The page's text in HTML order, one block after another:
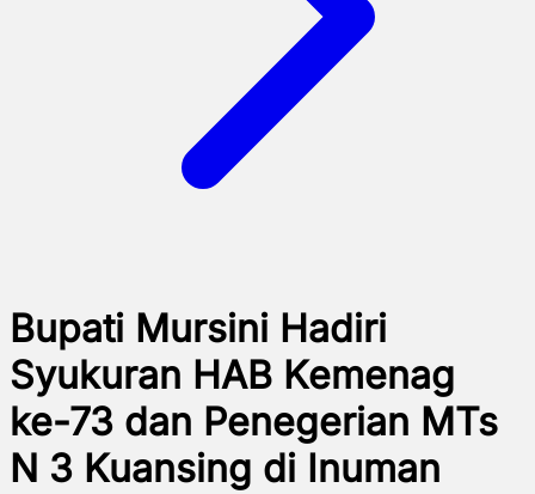
Bupati Mursini Hadiri
Syukuran HAB Kemenag
ke-73 dan Penegerian MTs
N 3 Kuansing di Inuman